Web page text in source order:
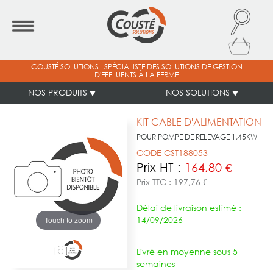
COUSTÉ SOLUTIONS : SPÉCIALISTE DES SOLUTIONS DE GESTION
D'EFFLUENTS À LA FERME
NOS PRODUITS NOS SOLUTIONS
Touch to zoom
KIT CABLE D'ALIMENTATION
POUR POMPE DE RELEVAGE 1,45KW
CODE CST188053
Prix HT : 164,80 €
Prix TTC : 197,76 €
Délai de livraison estimé :
14/09/2026
Livré en moyenne sous 5
semaines